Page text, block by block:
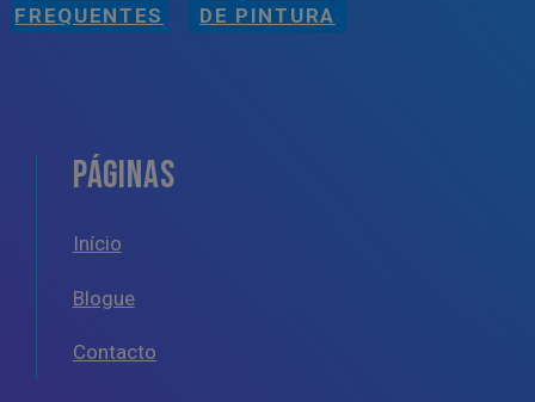
FREQUENTES
DE PINTURA
PÁGINAS
Início
Blogue
Contacto